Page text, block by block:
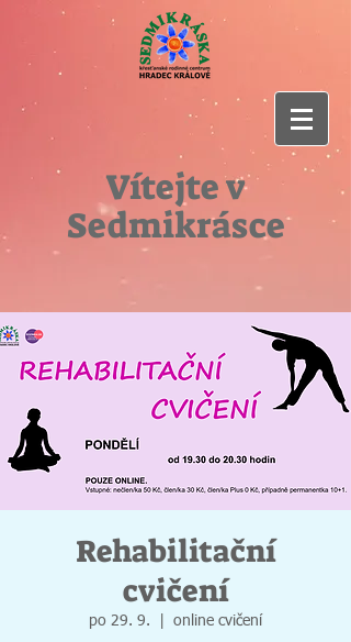
Vítejte v
Sedmikrásce
Rehabilitační
cvičení
po 29. 9. online cvičení